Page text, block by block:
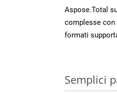
Aspose.Total
complesse con
formati
Semplici